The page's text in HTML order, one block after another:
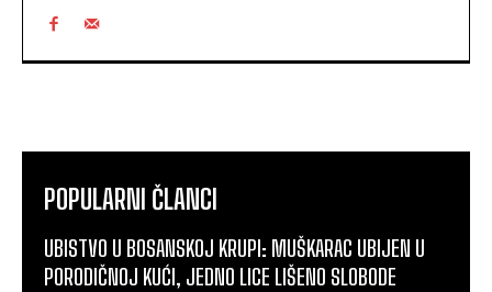
POPULARNI ČLANCI
UBISTVO U BOSANSKOJ KRUPI: MUŠKARAC UBIJEN U
PORODIČNOJ KUĆI, JEDNO LICE LIŠENO SLOBODE